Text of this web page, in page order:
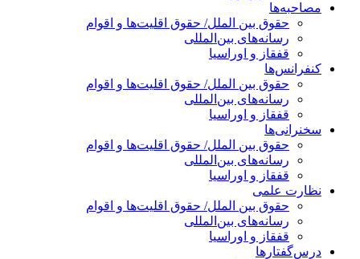
مصاحبه‌ها
حقوق بین الملل/ حقوق اقلیت‌ها و اقوام
رسانه‌های بین‌المللی
قفقاز و اوراسیا
کنفرانس‌ها
حقوق بین الملل/ حقوق اقلیت‌ها و اقوام
رسانه‌های بین‌المللی
قفقاز و اوراسیا
سخنرانی‌ها
حقوق بین الملل/ حقوق اقلیت‌ها و اقوام
رسانه‌های بین‌المللی
قفقاز و اوراسیا
نظارت علمی
حقوق بین الملل/ حقوق اقلیت‌ها و اقوام
رسانه‌های بین‌المللی
قفقاز و اوراسیا
درس‌گفتارها